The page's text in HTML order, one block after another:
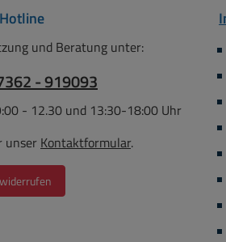
und Beratung unter:
- 919093
- 12.30 und 13:30-18:00 Uhr
unser Kontaktformular.